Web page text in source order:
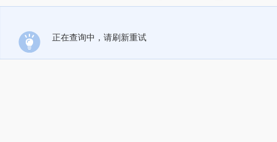
正在查询中，请刷新重试